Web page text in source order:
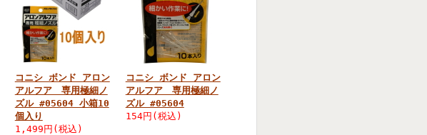
コニシ ボンド アロン
アルフア 専用極細ノ
ズル #05604 小箱10
個入り
1,499円(税込)
コニシ ボンド アロン
アルフア 専用極細ノ
ズル #05604
154円(税込)